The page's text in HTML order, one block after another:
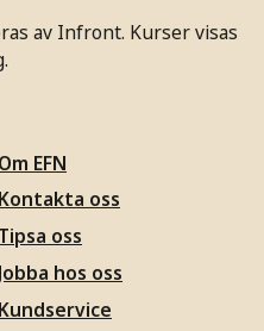
av Infront. Kurser visas
Om EFN
Kontakta oss
Tipsa oss
Jobba hos oss
Kundservice